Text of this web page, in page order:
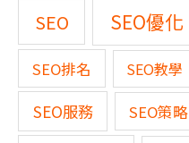
SEO SEO優化
SEO排名 SEO教學
SEO服務 SEO策略